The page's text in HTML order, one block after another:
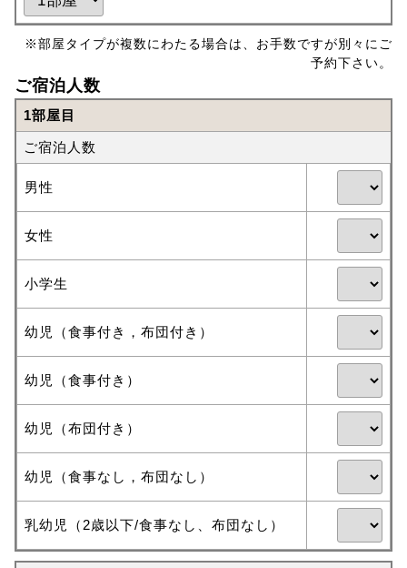
※部屋タイプが複数にわたる場合は、お手数ですが別々にご
予約下さい。
ご宿泊人数
1部屋目
ご宿泊人数
男性
女性
小学生
幼児（食事付き，布団付き）
幼児（食事付き）
幼児（布団付き）
幼児（食事なし，布団なし）
乳幼児（2歳以下/食事なし、布団なし）